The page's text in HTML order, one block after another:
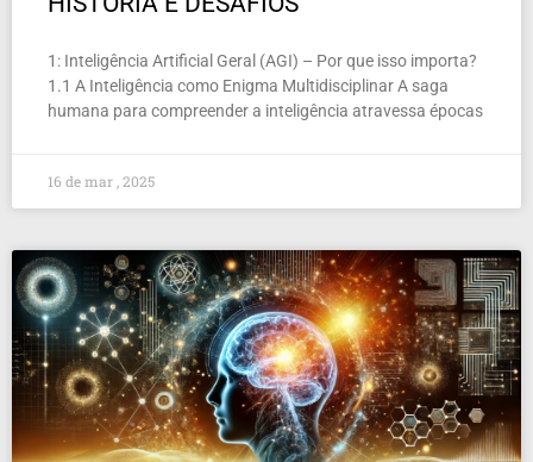
1: Inteligência Artificial Geral (AGI) – Por que isso importa?
1.1 A Inteligência como Enigma Multidisciplinar A saga
humana para compreender a inteligência atravessa épocas
16 de mar , 2025